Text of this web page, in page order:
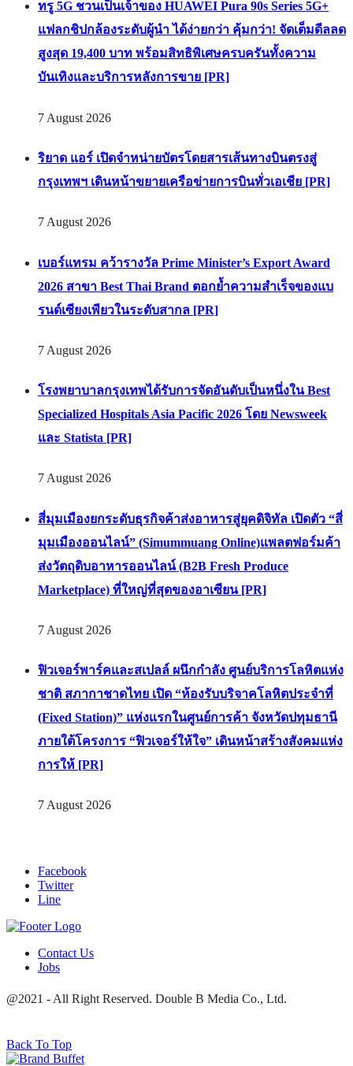
ทรู 5G ชวนเป็นเจ้าของ HUAWEI Pura 90s Series 5G+
แฟลกชิปกล้องระดับผู้นำ ได้ง่ายกว่า คุ้มกว่า! จัดเต็มดีลลด
สูงสุด 19,400 บาท พร้อมสิทธิพิเศษครบครันทั้งความ
บันเทิงและบริการหลังการขาย [PR]
7 August 2026
ริยาด แอร์ เปิดจำหน่ายบัตรโดยสารเส้นทางบินตรงสู่
กรุงเทพฯ เดินหน้าขยายเครือข่ายการบินทั่วเอเชีย [PR]
7 August 2026
เบอร์แทรม คว้ารางวัล Prime Minister’s Export Award
2026 สาขา Best Thai Brand ตอกย้ำความสำเร็จของแบ
รนด์เซียงเพียวในระดับสากล [PR]
7 August 2026
โรงพยาบาลกรุงเทพได้รับการจัดอันดับเป็นหนึ่งใน Best
Specialized Hospitals Asia Pacific 2026 โดย Newsweek
และ Statista [PR]
7 August 2026
สี่มุมเมืองยกระดับธุรกิจค้าส่งอาหารสู่ยุคดิจิทัล เปิดตัว “สี่
มุมเมืองออนไลน์” (Simummuang Online)แพลตฟอร์มค้า
ส่งวัตถุดิบอาหารออนไลน์ (B2B Fresh Produce
Marketplace) ที่ใหญ่ที่สุดของอาเซียน [PR]
7 August 2026
ฟิวเจอร์พาร์คและสเปลล์ ผนึกกำลัง ศูนย์บริการโลหิตแห่ง
ชาติ สภากาชาดไทย เปิด “ห้องรับบริจาคโลหิตประจำที่
(Fixed Station)” แห่งแรกในศูนย์การค้า จังหวัดปทุมธานี
ภายใต้โครงการ “ฟิวเจอร์ให้ใจ” เดินหน้าสร้างสังคมแห่ง
การให้ [PR]
7 August 2026
Facebook
Twitter
Line
Contact Us
Jobs
@2021 - All Right Reserved. Double B Media Co., Ltd.
Back To Top